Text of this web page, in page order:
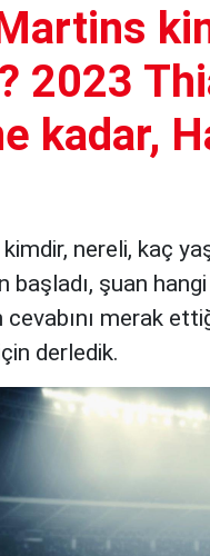
2023
kadar,
nereli, kaç
başladı, şuan
merak
derledik.